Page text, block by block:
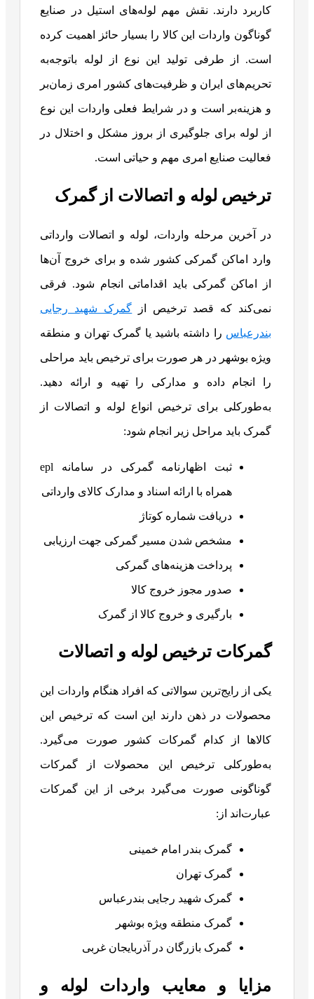
کاربرد دارند. نقش مهم لوله‌های استیل در صنایع
گوناگون واردات این کالا را بسیار حائز اهمیت کرده
است. از طرفی تولید این نوع از لوله با‌توجه‌به
تحریم‌های ایران و ظرفیت‌های کشور امری زمان‌بر
و هزینه‌بر است و در شرایط فعلی واردات این نوع
از لوله برای جلوگیری از بروز مشکل و اختلال در
فعالیت صنایع امری مهم و حیاتی است.
ترخیص لوله و اتصالات از گمرک
در آخرین مرحله واردات، لوله و اتصالات وارداتی
وارد اماکن گمرکی کشور شده و برای خروج آن‌ها
از اماکن گمرکی باید اقداماتی انجام شود. فرقی
نمی‌کند که قصد ترخیص از گمرک شهید رجایی
بندرعباس را داشته باشید یا گمرک تهران و منطقه
ویژه بوشهر در هر صورت برای ترخیص باید مراحلی
را انجام داده و مدارکی را تهیه و ارائه دهید.
به‌طورکلی برای ترخیص انواع لوله و اتصالات از
گمرک باید مراحل زیر انجام شود:
ثبت اظهارنامه گمرکی در سامانه epl
همراه با ارائه اسناد و مدارک کالای وارداتی
دریافت شماره کوتاژ
مشخص شدن مسیر گمرکی جهت ارزیابی
پرداخت هزینه‌های گمرکی
صدور مجوز خروج کالا
بارگیری و خروج کالا از گمرک
گمرکات ترخیص لوله و اتصالات
یکی از رایج‌ترین سوالاتی که افراد هنگام واردات این
محصولات در ذهن دارند این است که ترخیص این
کالاها از کدام گمرکات کشور صورت می‌گیرد.
به‌طورکلی ترخیص این محصولات از گمرکات
گوناگونی صورت می‌گیرد برخی از این گمرکات
عبارت‌اند از:
گمرک بندر امام خمینی
گمرک تهران
گمرک شهید رجایی بندرعباس
گمرک منطقه ویژه بوشهر
گمرک بازرگان در آذربایجان غربی
مزایا و معایب واردات لوله و